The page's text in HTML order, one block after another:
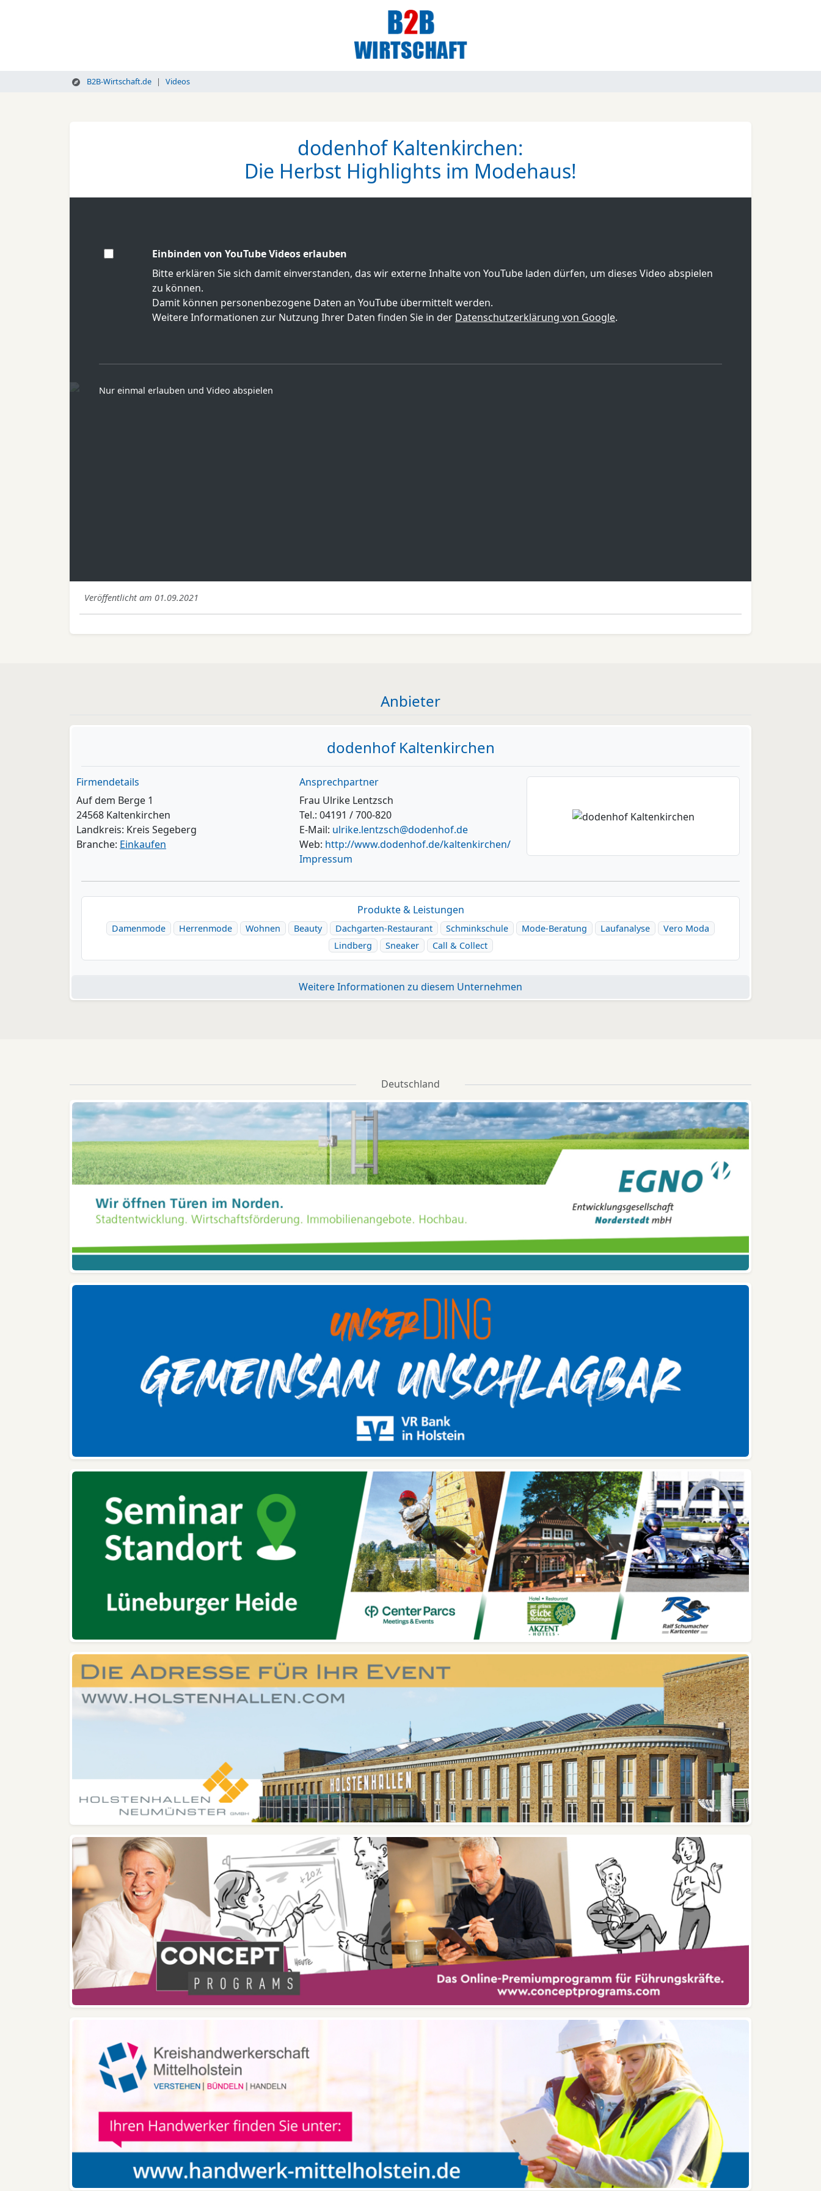
B2B-Wirtschaft.de Videos
dodenhof Kaltenkirchen:
Die Herbst Highlights im Modehaus!
Einbinden von YouTube Videos erlauben
Bitte erklären Sie sich damit einverstanden, das wir externe Inhalte von YouTube laden dürfen, um dieses Video abspielen
zu können.
Damit können personenbezogene Daten an YouTube übermittelt werden.
Weitere Informationen zur Nutzung Ihrer Daten finden Sie in der Datenschutzerklärung von Google.
Nur einmal erlauben und Video abspielen
Veröffentlicht am 01.09.2021
Anbieter
dodenhof Kaltenkirchen
Firmendetails
Auf dem Berge 1
24568 Kaltenkirchen
Landkreis: Kreis Segeberg
Branche: Einkaufen
Ansprechpartner
Frau Ulrike Lentzsch
Tel.: 04191 / 700-820
E-Mail: ulrike.lentzsch@dodenhof.de
Web: http://www.dodenhof.de/kaltenkirchen/
Impressum
Produkte & Leistungen
Damenmode Herrenmode Wohnen Beauty Dachgarten-Restaurant Schminkschule Mode-Beratung Laufanalyse
Vero Moda
Lindberg
Sneaker Call & Collect
Weitere Informationen zu diesem Unternehmen
Deutschland